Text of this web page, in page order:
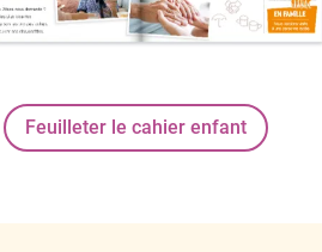
Feuilleter le cahier enfant